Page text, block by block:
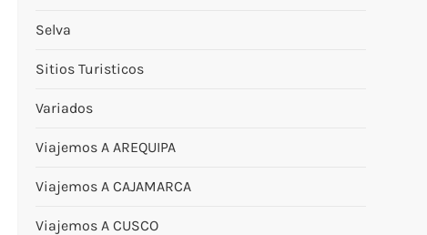
Selva
Sitios Turisticos
Variados
Viajemos A AREQUIPA
Viajemos A CAJAMARCA
Viajemos A CUSCO